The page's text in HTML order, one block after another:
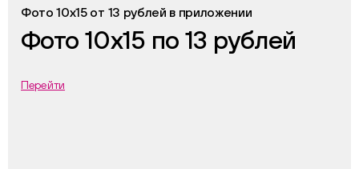
Фото 10х15 от 13 рублей в приложении
Фото 10х15 по 13 рублей
Перейти